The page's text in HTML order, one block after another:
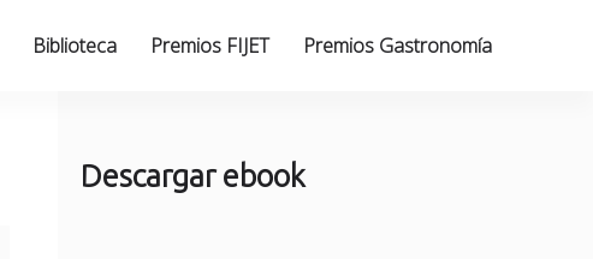
Biblioteca Premios FIJET Premios Gastronomía
Descargar ebook